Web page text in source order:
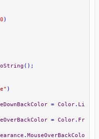
0 )
();
)
= Color. Li
= Color. Fr
. MouseOverBackColo